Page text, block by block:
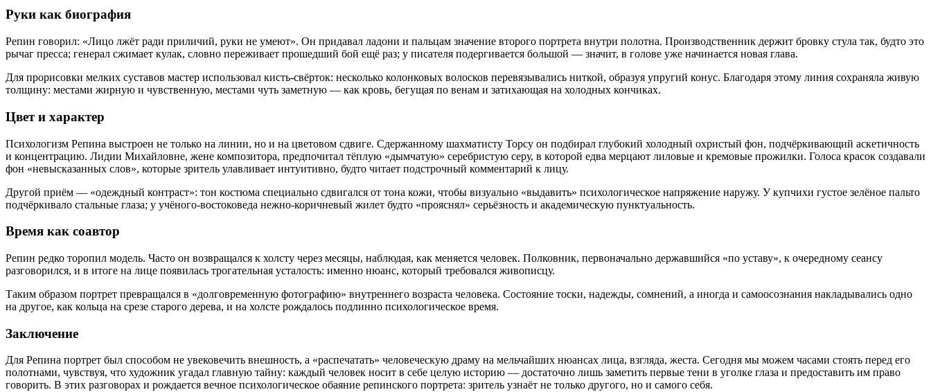
Руки как биография
Репин говорил: «Лицо лжёт ради приличий, руки не умеют». Он придавал ладони и пальцам значение второго портрета внутри полотна. Производственник держит бровку стула так, будто это
рычаг пресса; генерал сжимает кулак, словно переживает прошедший бой ещё раз; у писателя подергивается большой — значит, в голове уже начинается новая глава.
Для прорисовки мелких суставов мастер использовал кисть-свёрток: несколько колонковых волосков перевязывались ниткой, образуя упругий конус. Благодаря этому линия сохраняла живую
толщину: местами жирную и чувственную, местами чуть заметную — как кровь, бегущая по венам и затихающая на холодных кончиках.
Цвет и характер
Психологизм Репина выстроен не только на линии, но и на цветовом сдвиге. Сдержанному шахматисту Торсу он подбирал глубокий холодный охристый фон, подчёркивающий аскетичность
и концентрацию. Лидии Михайловне, жене композитора, предпочитал тёплую «дымчатую» серебристую серу, в которой едва мерцают лиловые и кремовые прожилки. Голоса красок создавали
фон «невысказанных слов», которые зритель улавливает интуитивно, будто читает подстрочный комментарий к лицу.
Другой приём — «одеждный контраст»: тон костюма специально сдвигался от тона кожи, чтобы визуально «выдавить» психологическое напряжение наружу. У купчихи густое зелёное пальто
подчёркивало стальные глаза; у учёного-востоковеда нежно-коричневый жилет будто «прояснял» серьёзность и академическую пунктуальность.
Время как соавтор
Репин редко торопил модель. Часто он возвращался к холсту через месяцы, наблюдая, как меняется человек. Полковник, первоначально державшийся «по уставу», к очередному сеансу
разговорился, и в итоге на лице появилась трогательная усталость: именно нюанс, который требовался живописцу.
Таким образом портрет превращался в «долговременную фотографию» внутреннего возраста человека. Состояние тоски, надежды, сомнений, а иногда и самоосознания накладывались одно
на другое, как кольца на срезе старого дерева, и на холсте рождалось подлинно психологическое время.
Заключение
Для Репина портрет был способом не увековечить внешность, а «распечатать» человеческую драму на мельчайших нюансах лица, взгляда, жеста. Сегодня мы можем часами стоять перед его
полотнами, чувствуя, что художник угадал главную тайну: каждый человек носит в себе целую историю — достаточно лишь заметить первые тени в уголке глаза и предоставить им право
говорить. В этих разговорах и рождается вечное психологическое обаяние репинского портрета: зритель узнаёт не только другого, но и самого себя.